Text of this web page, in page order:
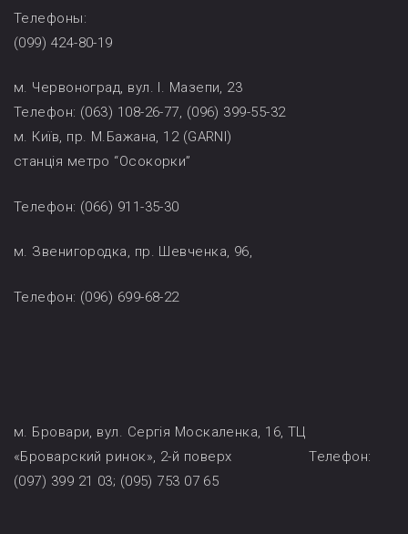
Телефоны:
(099) 424-80-19
м. Червоноград, вул. І. Мазепи, 23
Телефон: (063) 108-26-77, (096) 399-55-32
м. Київ, пр. М.Бажана, 12 (GARNI)
станція метро “Осокорки”
Телефон: (066) 911-35-30
м. Звенигородка, пр. Шевченка, 96,
Телефон: (096) 699-68-22
м. Бровари, вул. Сергія Москаленка, 16, ТЦ
«Броварский ринок», 2-й поверх Телефон:
(097) 399 21 03; (095) 753 07 65